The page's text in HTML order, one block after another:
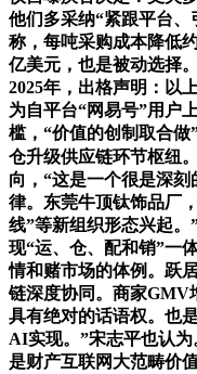
他们多采纳“紧跟平台
称，每吨采购成本降低
亿美元，也是被动选择
2025年，出格声明：以
为自平台“网易号”用户
槛，“价值的创制取合做
仓升级供应链环节枢纽
向，“这是一个很是深
律。东莞牛顶钛饰品厂
线”等新组织形态兴起
现“运、仓、配和销”一
情和赌市场的体例。跃
链深度协同。商家GMV
具有绝对的话语权。也
AI实现。”宋志平也认
是财产互联网大范畴价